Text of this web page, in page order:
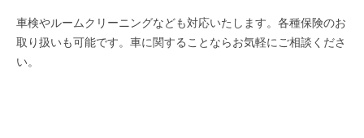
車検やルームクリーニングなども対応いたします。各種保険のお
取り扱いも可能です。車に関することならお気軽にご相談くださ
い。